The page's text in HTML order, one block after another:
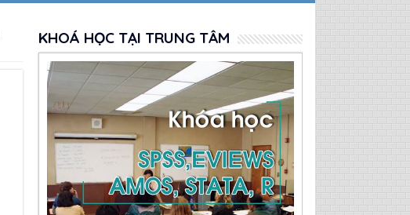
KHOÁ HỌC TẠI TRUNG TÂM